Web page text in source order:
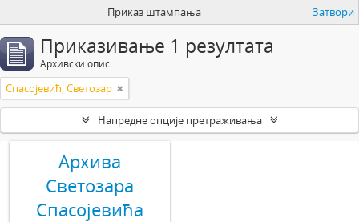
Приказ штампања Затвори
Приказивање 1 резултата
Архивски опис
Спасојевић, Светозар
Напредне опције претраживања
Архива
Светозара
Спасојевића